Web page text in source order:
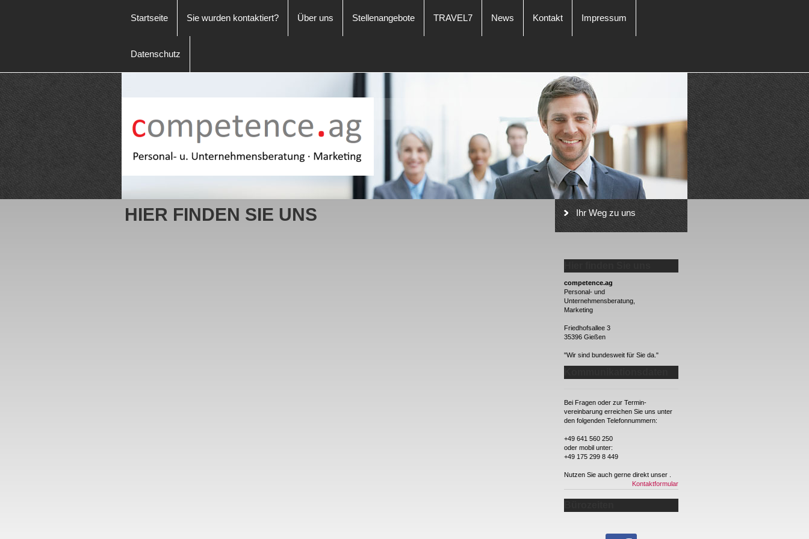
Startseite Sie wurden kontaktiert? Über uns Stellenangebote TRAVEL7 News Kontakt Impressum
Datenschutz
HIER FINDEN SIE UNS Ihr Weg zu uns
competence.ag
Personal- und
Unternehmensberatung,
Marketing
Friedhofsallee 3
35396 Gießen
"Wir sind bundesweit für Sie da."
Bei Fragen oder zur Termin-
vereinbarung erreichen Sie uns unter
den folgenden Telefonnummern:
+49 641 560 250
oder mobil unter:
+49 175 299 8 449
Nutzen Sie auch gerne direkt unser
Kontaktformular